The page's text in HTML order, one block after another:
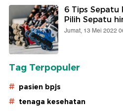
6 Tips Sepatu
Pilih Sepatu
Jumat, 13 Mei 2022
Tag Terpopuler
# pasien bpjs
# tenaga kesehatan